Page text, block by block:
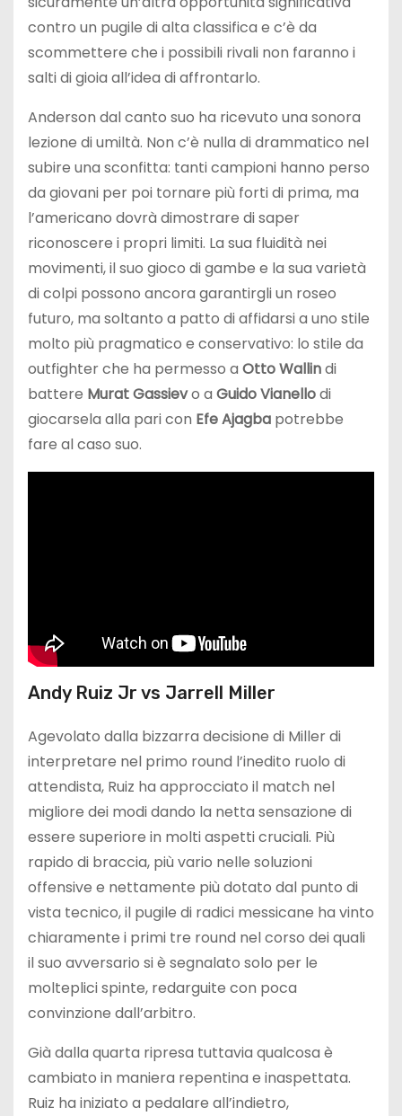
contro un pugile di alta classifica e c’è da
scommettere che i possibili rivali non faranno i
salti di gioia all’idea di affrontarlo.
Anderson dal canto suo ha ricevuto una sonora
lezione di umiltà. Non c’è nulla di drammatico nel
subire una sconfitta: tanti campioni hanno perso
da giovani per poi tornare più forti di prima, ma
l’americano dovrà dimostrare di saper
riconoscere i propri limiti. La sua fluidità nei
movimenti, il suo gioco di gambe e la sua varietà
di colpi possono ancora garantirgli un roseo
futuro, ma soltanto a patto di affidarsi a uno stile
molto più pragmatico e conservativo: lo stile da
outfighter che ha permesso a Otto Wallindi
battere Murat Gassievo a Guido Vianellodi
giocarsela alla pari con Efe Ajagba potrebbe
fare al caso suo.
Andy Ruiz Jr vs Jarrell Miller
Agevolato dalla bizzarra decisione di Miller di
interpretare nel primo round l’inedito ruolo di
attendista, Ruiz ha approcciato il match nel
migliore dei modi dando la netta sensazione di
essere superiore in molti aspetti cruciali. Più
rapido di braccia, più vario nelle soluzioni
offensive e nettamente più dotato dal punto di
vista tecnico, il pugile di radici messicane ha vinto
chiaramente i primi tre round nel corso dei quali
il suo avversario si è segnalato solo per le
molteplici spinte, redarguite con poca
convinzione dall’arbitro.
Già dalla quarta ripresa tuttavia qualcosa è
cambiato in maniera repentina e inaspettata.
Ruiz ha iniziato a pedalare all’indietro,